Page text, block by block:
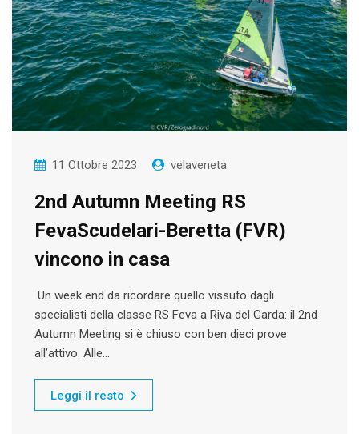
11 Ottobre 2023 velaveneta
2nd Autumn Meeting RS
FevaScudelari-Beretta (FVR)
vincono in casa
Un week end da ricordare quello vissuto dagli
specialisti della classe RS Feva a Riva del Garda: il 2nd
Autumn Meeting si è chiuso con ben dieci prove
all’attivo. Alle…
Leggi il resto